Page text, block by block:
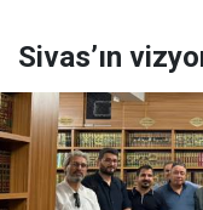
Sivas’ın